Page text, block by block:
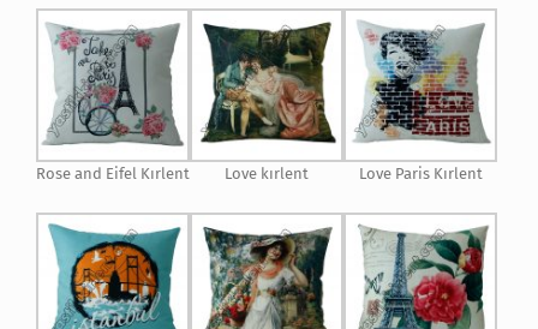
Rose and Eifel Kırlent Love kırlent Love Paris Kırlent